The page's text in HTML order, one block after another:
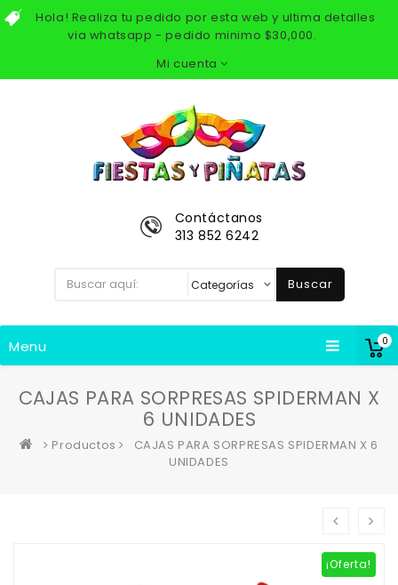
Hola! Realiza tu pedido por esta web y ultima detalles
via whatsapp - pedido minimo $30,000.
Mi cuenta
0
Contáctanos
313 852 6242
Buscar
Menu
CAJAS PARA SORPRESAS SPIDERMAN X
6 UNIDADES
Productos
CAJAS PARA SORPRESAS SPIDERMAN X 6
UNIDADES
¡Oferta!